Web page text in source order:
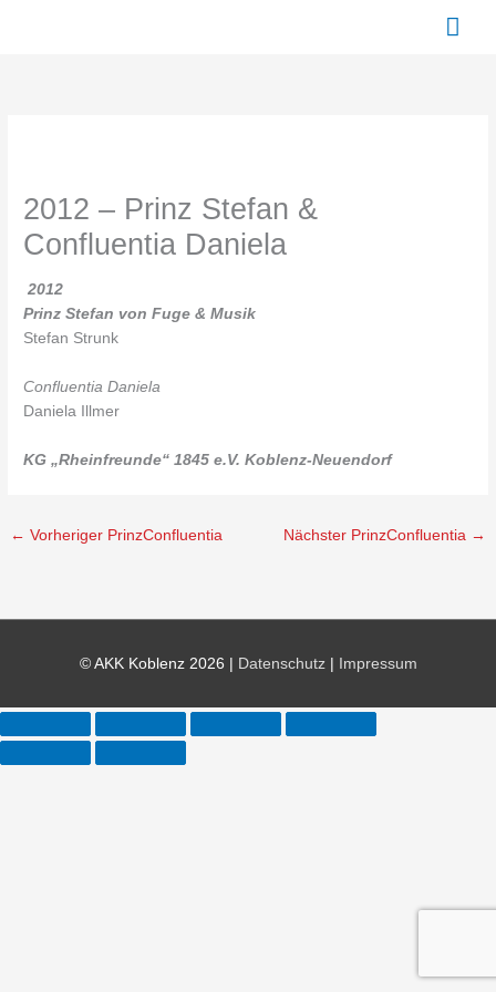
2012 – Prinz Stefan &
Confluentia Daniela
2012
Prinz Stefan von Fuge & Musik
Stefan Strunk
Confluentia Daniela
Daniela Illmer
KG „Rheinfreunde“ 1845 e.V. Koblenz-Neuendorf
← Vorheriger PrinzConfluentia Nächster PrinzConfluentia →
© AKK Koblenz 2026 | Datenschutz| Impressum